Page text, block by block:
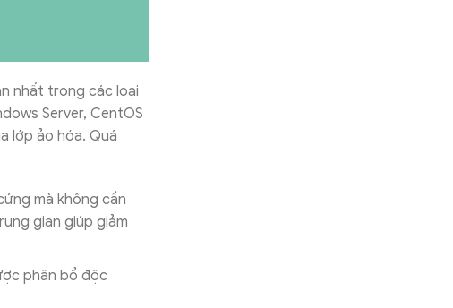
nhất trong các loại
Server, CentOS
lớp ảo hóa. Quá
mà không cần
gian giúp giảm
phân bổ độc